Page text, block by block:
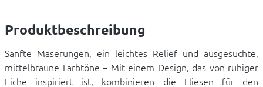
Produktbeschreibung
Sanfte Maserungen, ein leichtes Relief und ausgesuchte,
mittelbraune Farbtöne – Mit einem Design, das von ruhiger
Eiche inspiriert ist, kombinieren die Fliesen für den